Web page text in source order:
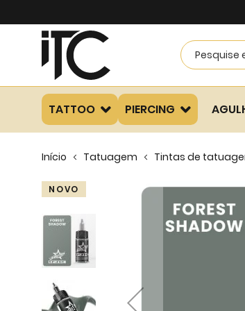
TATTOO PIERCING
Início Tatuagem Tintas de
Skip
the
the
images
gallery
NOVO